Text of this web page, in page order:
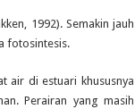
1992). Semakin jauh
fotosintesis.
air di estuari khususnya
Perairan yang masih